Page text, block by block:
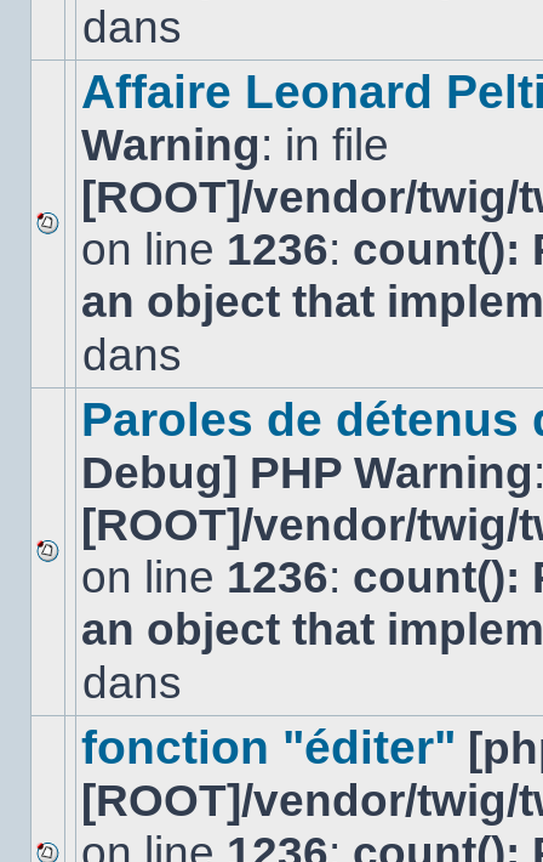
sujet.
dans
Aucun
nouveau
message
non-
dans
Affaire Leonard
Warning: in file
[ROOT]/vendor/
on line 1236: count():
an object that
dans
Aucun
nouveau
message
non-
dans
sujet.
Paroles de détenus
Debug] PHP Warning
[ROOT]/vendor/
on line 1236: count():
an object that
dans
fonction "éditer"
[ROOT]/vendor/